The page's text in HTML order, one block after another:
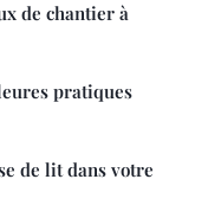
de chantier à
pratiques
de lit dans votre